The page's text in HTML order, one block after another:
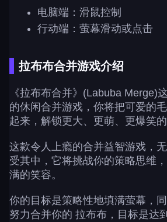
电脑端：滑鼠控制
行动端：萤幕滑动或点击
拉布布合并游戏介绍
《拉布布合并》(Labuba Merge)
的休闲合并游戏，你将把可爱的
起来，解锁更大、更萌、更爆笑的
这款令人上瘾的合并益智游戏，
受其中，它将挑战你的策略思维
满的笑容。
你的目标是策略性地填满萤幕，同
努力合并你的 拉布布，目标是达